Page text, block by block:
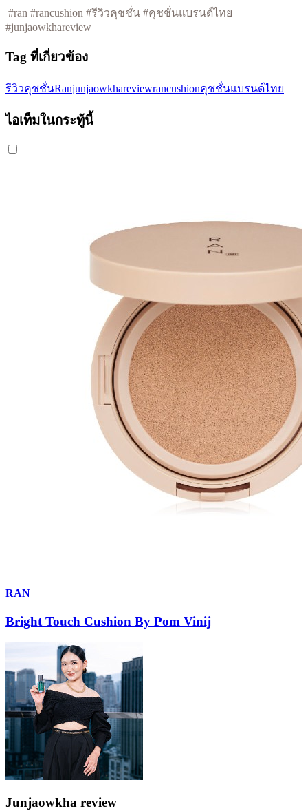
#ran #rancushion #รีวิวคุชชั่น #คุชชั่นแบรนด์ไทย
#junjaowkhareview
Tag ที่เกี่ยวข้อง
รีวิวคุชชั่นRanjunjaowkhareviewrancushionคุชชั่นแบรนด์ไทย
ไอเท็มในกระทู้นี้
RAN
Bright Touch Cushion By Pom Vinij
Junjaowkha review